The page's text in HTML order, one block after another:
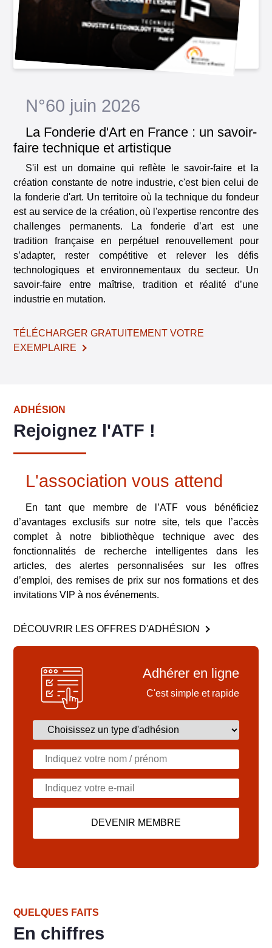
N°60 juin 2026
La Fonderie d'Art en France : un savoir-
faire technique et artistique
S'il est un domaine qui reflète le savoir-faire et la
création constante de notre industrie, c'est bien celui de
la fonderie d'art. Un territoire où la technique du fondeur
est au service de la création, où l'expertise rencontre des
challenges permanents. La fonderie d’art est une
tradition française en perpétuel renouvellement pour
s’adapter, rester compétitive et relever les défis
technologiques et environnementaux du secteur. Un
savoir-faire entre maîtrise, tradition et réalité d’une
industrie en mutation.
TÉLÉCHARGER GRATUITEMENT VOTRE
EXEMPLAIRE
Rejoignez l'ATF !
ADHÉSION
L'association vous attend
En tant que membre de l’ATF vous bénéficiez
d’avantages exclusifs sur notre site, tels que l’accès
complet à notre bibliothèque technique avec des
fonctionnalités de recherche intelligentes dans les
articles, des alertes personnalisées sur les offres
d’emploi, des remises de prix sur nos formations et des
invitations VIP à nos événements.
Adhérer en ligne
C'est simple et rapide
DEVENIR MEMBRE
DÉCOUVRIR LES OFFRES D'ADHÉSION
En chiffres
QUELQUES FAITS